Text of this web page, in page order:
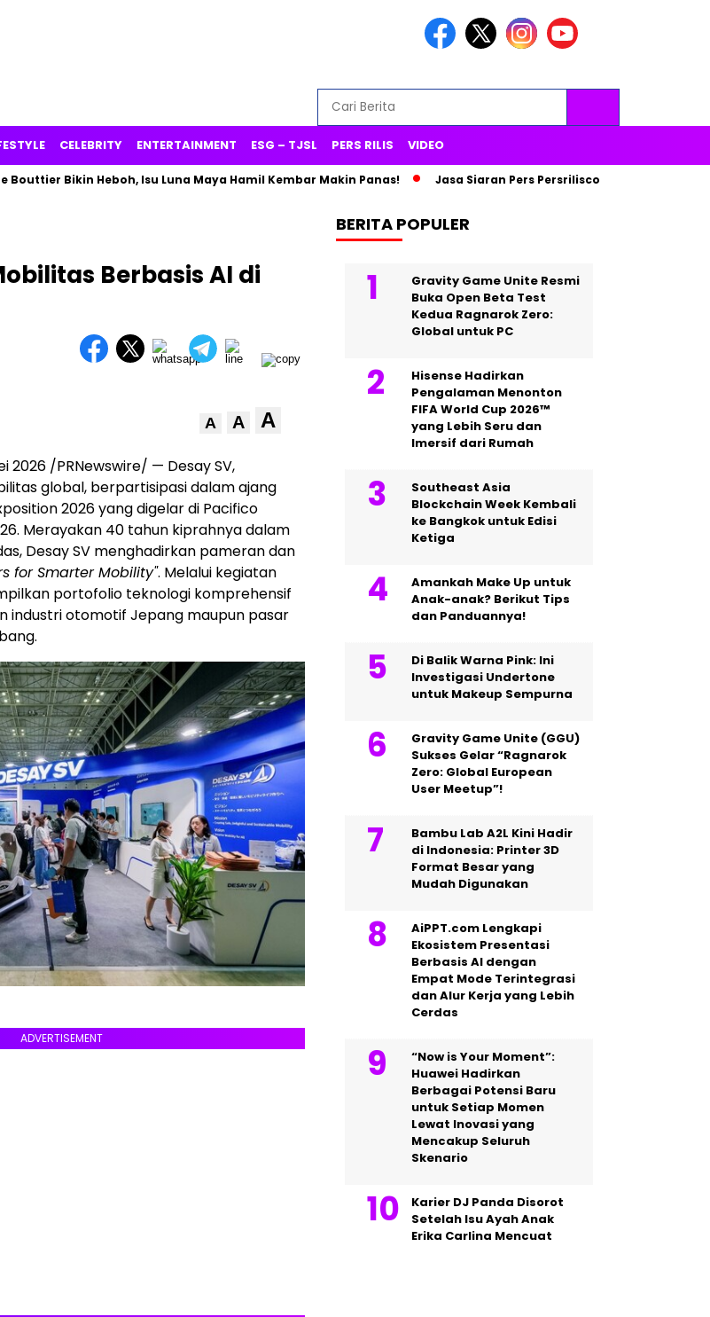
CELEBRITY ENTERTAINMENT ESG – TJSL PERS RILIS VIDEO
Bikin Heboh, Isu Luna Maya Hamil Kembar Makin Panas! Jasa Siaran Pers Persriliscom Melayani Publikasi ke
Berbasis AI di
A A A
2026 /PRNewswire/ — Desay SV,
global, berpartisipasi dalam ajang
2026 yang digelar di Pacifico
Merayakan 40 tahun kiprahnya dalam
Desay SV menghadirkan pameran dan
for Smarter Mobility". Melalui kegiatan
portofolio teknologi komprehensif
industri otomotif Jepang maupun pasar
ADVERTISEMENT
BERITA POPULER
Gravity Game Unite Resmi
Buka Open Beta Test
Kedua Ragnarok Zero:
Global untuk PC
Hisense Hadirkan
Pengalaman Menonton
FIFA World Cup 2026™
yang Lebih Seru dan
Imersif dari Rumah
Southeast Asia
Blockchain Week Kembali
ke Bangkok untuk Edisi
Ketiga
Amankah Make Up untuk
Anak-anak? Berikut Tips
dan Panduannya!
Di Balik Warna Pink: Ini
Investigasi Undertone
untuk Makeup Sempurna
Gravity Game Unite (GGU)
Sukses Gelar “Ragnarok
Zero: Global European
User Meetup”!
Bambu Lab A2L Kini Hadir
di Indonesia: Printer 3D
Format Besar yang
Mudah Digunakan
AiPPT.com Lengkapi
Ekosistem Presentasi
Berbasis AI dengan
Empat Mode Terintegrasi
dan Alur Kerja yang Lebih
Cerdas
“Now is Your Moment”:
Huawei Hadirkan
Berbagai Potensi Baru
untuk Setiap Momen
Lewat Inovasi yang
Mencakup Seluruh
Skenario
Karier DJ Panda Disorot
Setelah Isu Ayah Anak
Erika Carlina Mencuat